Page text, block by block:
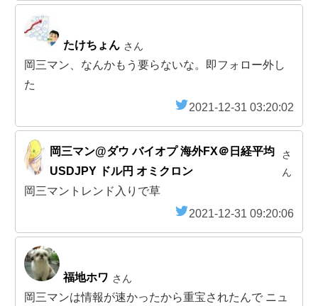
たけちょん さん
岡三マン、なんかもう要らないな。即フォロー外し
た
2021-12-31 03:20:02
岡三マン@ダウ バイオプ 海外FX＠日経平均
USDJPY ドル円 オミクロン
さ
ん
岡三マントレンド入りで草
2021-12-31 09:20:06
福地ホワ さん
岡三マンは情報が速かったから重宝されたんで ニュ